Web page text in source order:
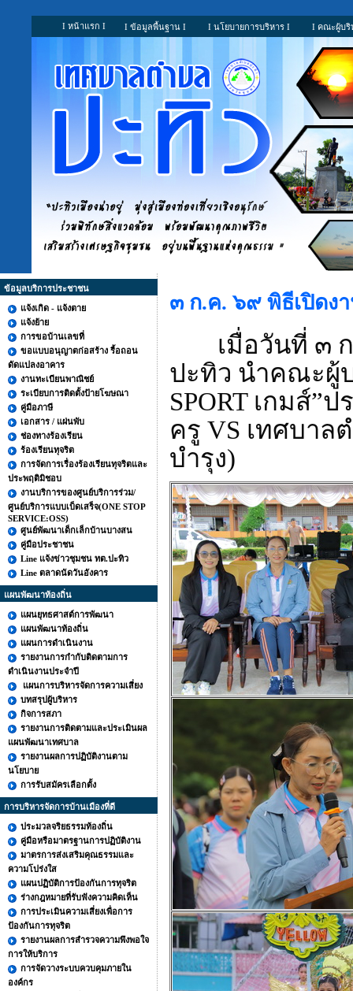
I หน้าแรก I I ข้อมูลพื้นฐาน I I นโยบายการบริหาร I I คณะผู้บริ
ข้อมูลบริการประชาชน
แจ้งเกิด - แจ้งตาย
แจ้งย้าย
การขอบ้านเลขที่
ขอแบบอนุญาตก่อสร้าง รื้อถอน
ดัดแปลงอาคาร
งานทะเบียนพาณิชย์
ระเบียบการติดตั้งป้ายโฆษณา
คู่มือภาษี
เอกสาร / แผ่นพับ
ช่องทางร้องเรียน
ร้องเรียนทุจริต
การจัดการเรื่องร้องเรียนทุจริตและ
ประพฤติมิชอบ
งานบริการของศูนย์บริการร่วม/
ศูนย์บริการแบบเบ็ดเสร็จ(ONE STOP
SERVICE:OSS)
ศูนย์พัฒนาเด็กเล็กบ้านบางสน
คู่มือประชาชน
Line แจ้งข่าวชุมชน ทต.ปะทิว
Line ตลาดนัดวันอังคาร
แผนพัฒนาท้องถิ่น
แผนยุทธศาสต์การพัฒนา
แผนพัฒนาท้องถิ่น
แผนการดำเนินงาน
รายงานการกำกับติดตามการ
ดำเนินงานประจำปี
แผนการบริหารจัดการความเสี่ยง
บทสรุปผู้บริหาร
กิจการสภา
รายงานการติดตามและประเมินผล
แผนพัฒนาเทศบาล
รายงานผลการปฏิบัติงานตาม
นโยบาย
การรับสมัครเลือกตั้ง
การบริหารจัดการบ้านเมืองที่ดี
ประมวลจริยธรรมท้องถิ่น
คู่มือหรือมาตรฐานการปฏิบัติงาน
มาตรการส่งเสริมคุณธรรมและ
ความโปร่งใส
แผนปฏิบัติการป้องกันการทุจริต
ร่างกฎหมายที่รับฟังความคิดเห็น
การประเมินความเสี่ยงเพื่อการ
ป้องกันการทุจริต
รายงานผลการสำรวจความพึงพอใจ
การให้บริการ
การจัดวางระบบควบคุมภายใน
องค์กร
๓ ก.ค. ๖๙ พิธีเปิดง
เมื่อวันที่ ๓
ปะทิว นำคณะผู้
SPORT เกมส์”ป
ครู VS เทศบาล
บำรุง)